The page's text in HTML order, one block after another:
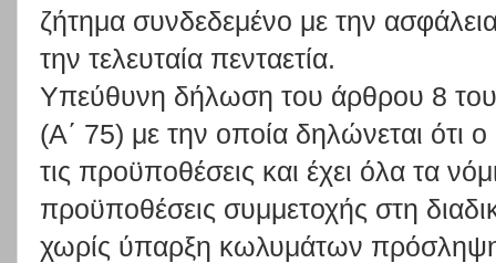
ζήτημα συνδεδεμένο με την
την τελευταία πενταετία.
Υπεύθυνη δήλωση του άρθρου 8
(Α΄ 75) με την οποία δηλώνεται ότι
τις προϋποθέσεις και έχει όλα τα
προϋποθέσεις συμμετοχής στη
χωρίς ύπαρξη κωλυμάτων